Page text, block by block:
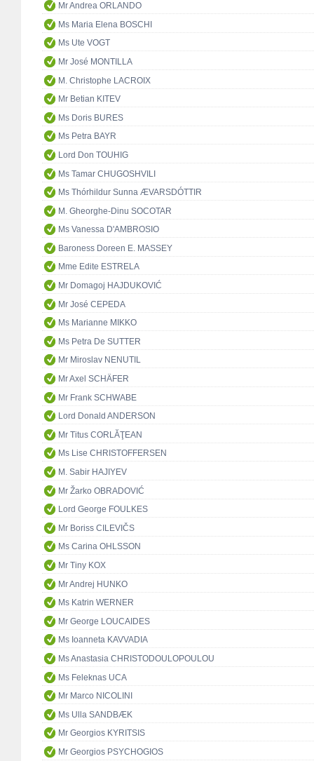
Mr Andrea ORLANDO
Ms Maria Elena BOSCHI
Ms Ute VOGT
Mr José MONTILLA
M. Christophe LACROIX
Mr Betian KITEV
Ms Doris BURES
Ms Petra BAYR
Lord Don TOUHIG
Ms Tamar CHUGOSHVILI
Ms Thórhildur Sunna ÆVARSDÓTTIR
M. Gheorghe-Dinu SOCOTAR
Ms Vanessa D'AMBROSIO
Baroness Doreen E. MASSEY
Mme Edite ESTRELA
Mr Domagoj HAJDUKOVIĆ
Mr José CEPEDA
Ms Marianne MIKKO
Ms Petra De SUTTER
Mr Miroslav NENUTIL
Mr Axel SCHÄFER
Mr Frank SCHWABE
Lord Donald ANDERSON
Mr Titus CORLĂŢEAN
Ms Lise CHRISTOFFERSEN
M. Sabir HAJIYEV
Mr Žarko OBRADOVIĆ
Lord George FOULKES
Mr Boriss CILEVIČS
Ms Carina OHLSSON
Mr Tiny KOX
Mr Andrej HUNKO
Ms Katrin WERNER
Mr George LOUCAIDES
Ms Ioanneta KAVVADIA
Ms Anastasia CHRISTODOULOPOULOU
Ms Feleknas UCA
Mr Marco NICOLINI
Ms Ulla SANDBÆK
Mr Georgios KYRITSIS
Mr Georgios PSYCHOGIOS